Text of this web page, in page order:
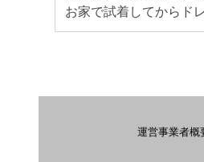
お家で試着してからド
運営事業者概